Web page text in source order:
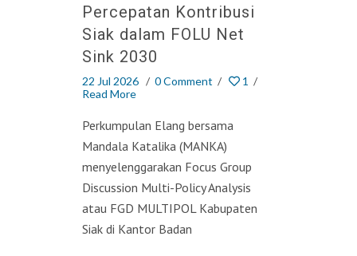
Percepatan Kontribusi
Siak dalam FOLU Net
Sink 2030
22 Jul 2026 / 0 Comment / 1 /
Read More
Perkumpulan Elang bersama
Mandala Katalika (MANKA)
menyelenggarakan Focus Group
Discussion Multi-Policy Analysis
atau FGD MULTIPOL Kabupaten
Siak di Kantor Badan